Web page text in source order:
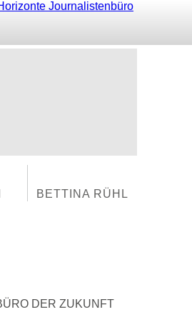
BETTINA RÜHL